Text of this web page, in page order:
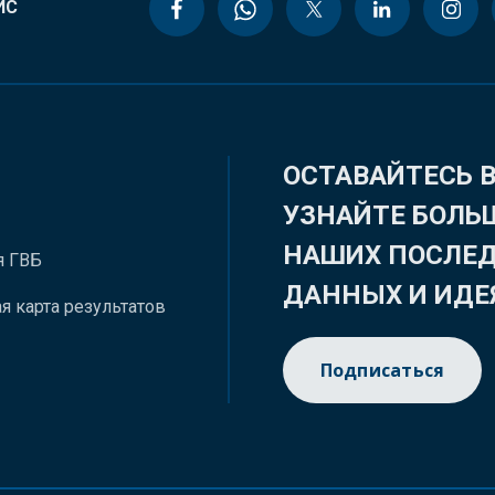
ГВБ
карта результатов
ОСТАВАЙТЕСЬ
УЗНАЙТЕ
НАШИХ
ДАННЫХ И
Подписаться